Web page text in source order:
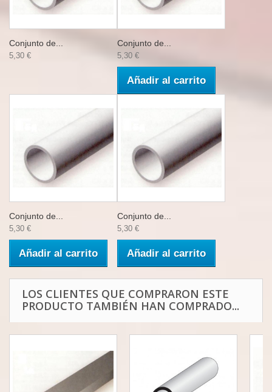
Conjunto de...
5,30 €
Conjunto de...
5,30 €
Añadir al carrito
Conjunto de...
5,30 €
Añadir al carrito
Conjunto de...
5,30 €
Añadir al carrito
LOS CLIENTES QUE COMPRARON ESTE
PRODUCTO TAMBIÉN HAN COMPRADO...